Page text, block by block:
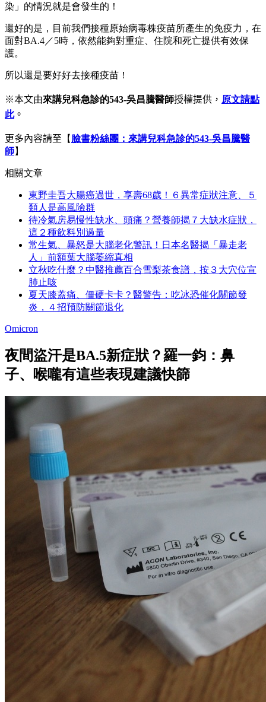
染」的情況就是會發生的！
還好的是，目前我們接種原始病毒株疫苗所產生的免疫力，在
面對BA.4／5時，依然能夠對重症、住院和死亡提供有效保
護。
所以還是要好好去接種疫苗！
※本文由來講兒科急診的543-吳昌騰醫師授權提供， 原文請點
此。
更多內容請至 【 臉書粉絲團：來講兒科急診的543-吳昌騰醫
師】
相關文章
東野圭吾大腸癌過世，享壽68歲！６異常症狀注意、５
類人是高風險群
待冷氣房易慢性缺水、頭痛？營養師揭７大缺水症狀，
這２種飲料別過量
常生氣、暴怒是大腦老化警訊！日本名醫揭「暴走老
人」前額葉大腦萎縮真相
立秋吃什麼？中醫推薦百合雪梨茶食譜，按３大穴位宣
肺止咳
夏天膝蓋痛、僵硬卡卡？醫警告：吃冰恐催化關節發
炎，４招預防關節退化
Omicron
夜間盜汗是BA.5新症狀？羅一鈞：鼻
子、喉嚨有這些表現建議快篩